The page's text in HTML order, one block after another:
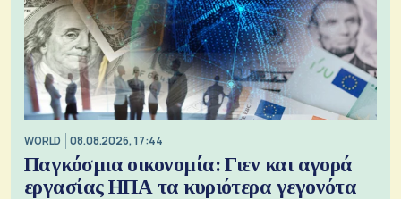
WORLD 08.08.2026, 17:44
Παγκόσμια οικονομία: Γιεν και αγορά
εργασίας ΗΠΑ τα κυριότερα γεγονότα